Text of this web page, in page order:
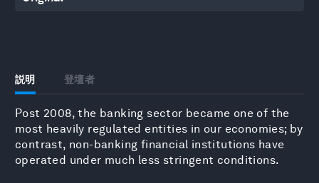
説明 登壇者
Post 2008, the banking sector became one of the
most heavily regulated entities in our economies; by
contrast, non-banking financial institutions have
operated under much less stringent conditions.